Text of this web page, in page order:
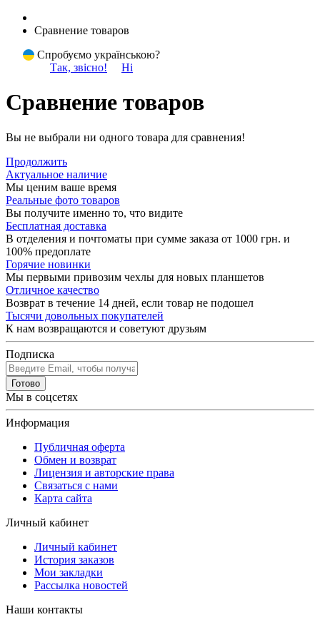
Сравнение товаров
Спробуємо українською?
Так, звісно!
Ні
Сравнение товаров
Вы не выбрали ни одного товара для сравнения!
Продолжить
Актуальное наличие
Мы ценим ваше время
Реальные фото товаров
Вы получите именно то, что видите
Бесплатная доставка
В отделения и почтоматы при сумме заказа от 1000 грн. и
100% предоплате
Горячие новинки
Мы первыми привозим чехлы для новых планшетов
Отличное качество
Возврат в течение 14 дней, если товар не подошел
Тысячи довольных покупателей
К нам возвращаются и советуют друзьям
Подписка
Готово
Мы в соцсетях
Информация
Публичная оферта
Обмен и возврат
Лицензия и авторские права
Связаться с нами
Карта сайта
Личный кабинет
Личный кабинет
История заказов
Мои закладки
Рассылка новостей
Наши контакты